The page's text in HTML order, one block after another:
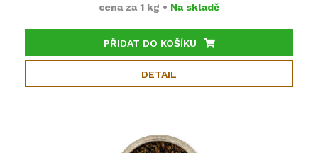
cena za 1 kg • Na skladě
PŘIDAT DO KOŠÍKU
DETAIL